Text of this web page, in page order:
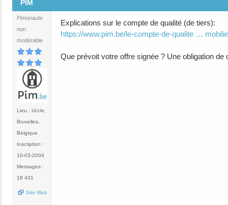
PIM
Pimonaute
non
modérable
Lieu : Uccle,
Bruxelles,
Belgique
Inscription :
10-03-2004
Messages :
18 431
Site Web
Explications sur le compte de qualité (de tiers):
https://www.pim.be/le-compte-de-qualite …
Que prévoit votre offre signée ? Une obligation de